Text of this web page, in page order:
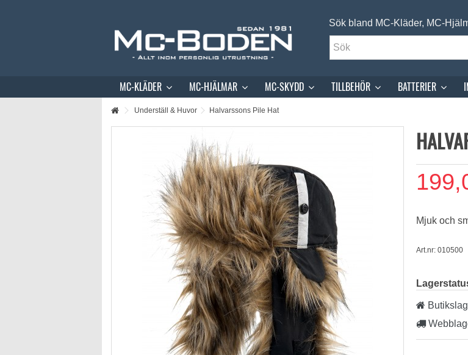
Sök bland MC-Kläder, MC-
MC-KLÄDER MC-HJÄLMAR MC-SKYDD TILLBEHÖR BATTERIER
Underställ & Huvor Halvarssons Pile Hat
Mjuk och
Art.nr: 010500